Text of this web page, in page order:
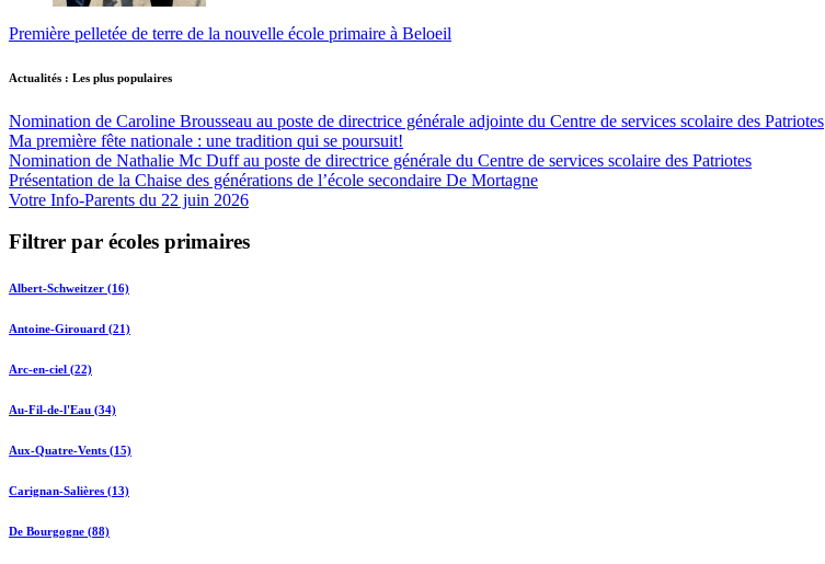
Première pelletée de terre de la nouvelle école primaire à Beloeil
Actualités : Les plus populaires
Nomination de Caroline Brousseau au poste de directrice générale adjointe du Centre de services scolaire des Patriotes
Ma première fête nationale : une tradition qui se poursuit!
Nomination de Nathalie Mc Duff au poste de directrice générale du Centre de services scolaire des Patriotes
Présentation de la Chaise des générations de l’école secondaire De Mortagne
Votre Info-Parents du 22 juin 2026
Filtrer par écoles primaires
Albert-Schweitzer (16)
Antoine-Girouard (21)
Arc-en-ciel (22)
Au-Fil-de-l'Eau (34)
Aux-Quatre-Vents (15)
Carignan-Salières (13)
De Bourgogne (88)